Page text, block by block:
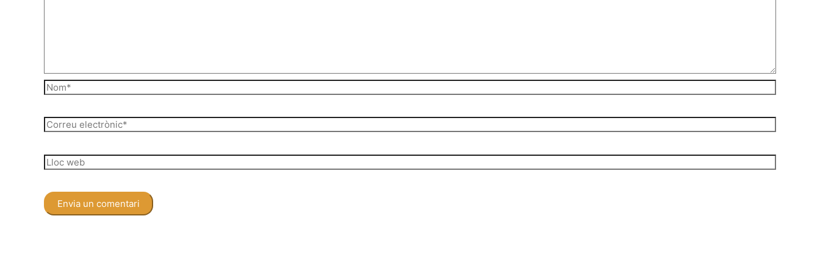
Nom*
Correu
Lloc